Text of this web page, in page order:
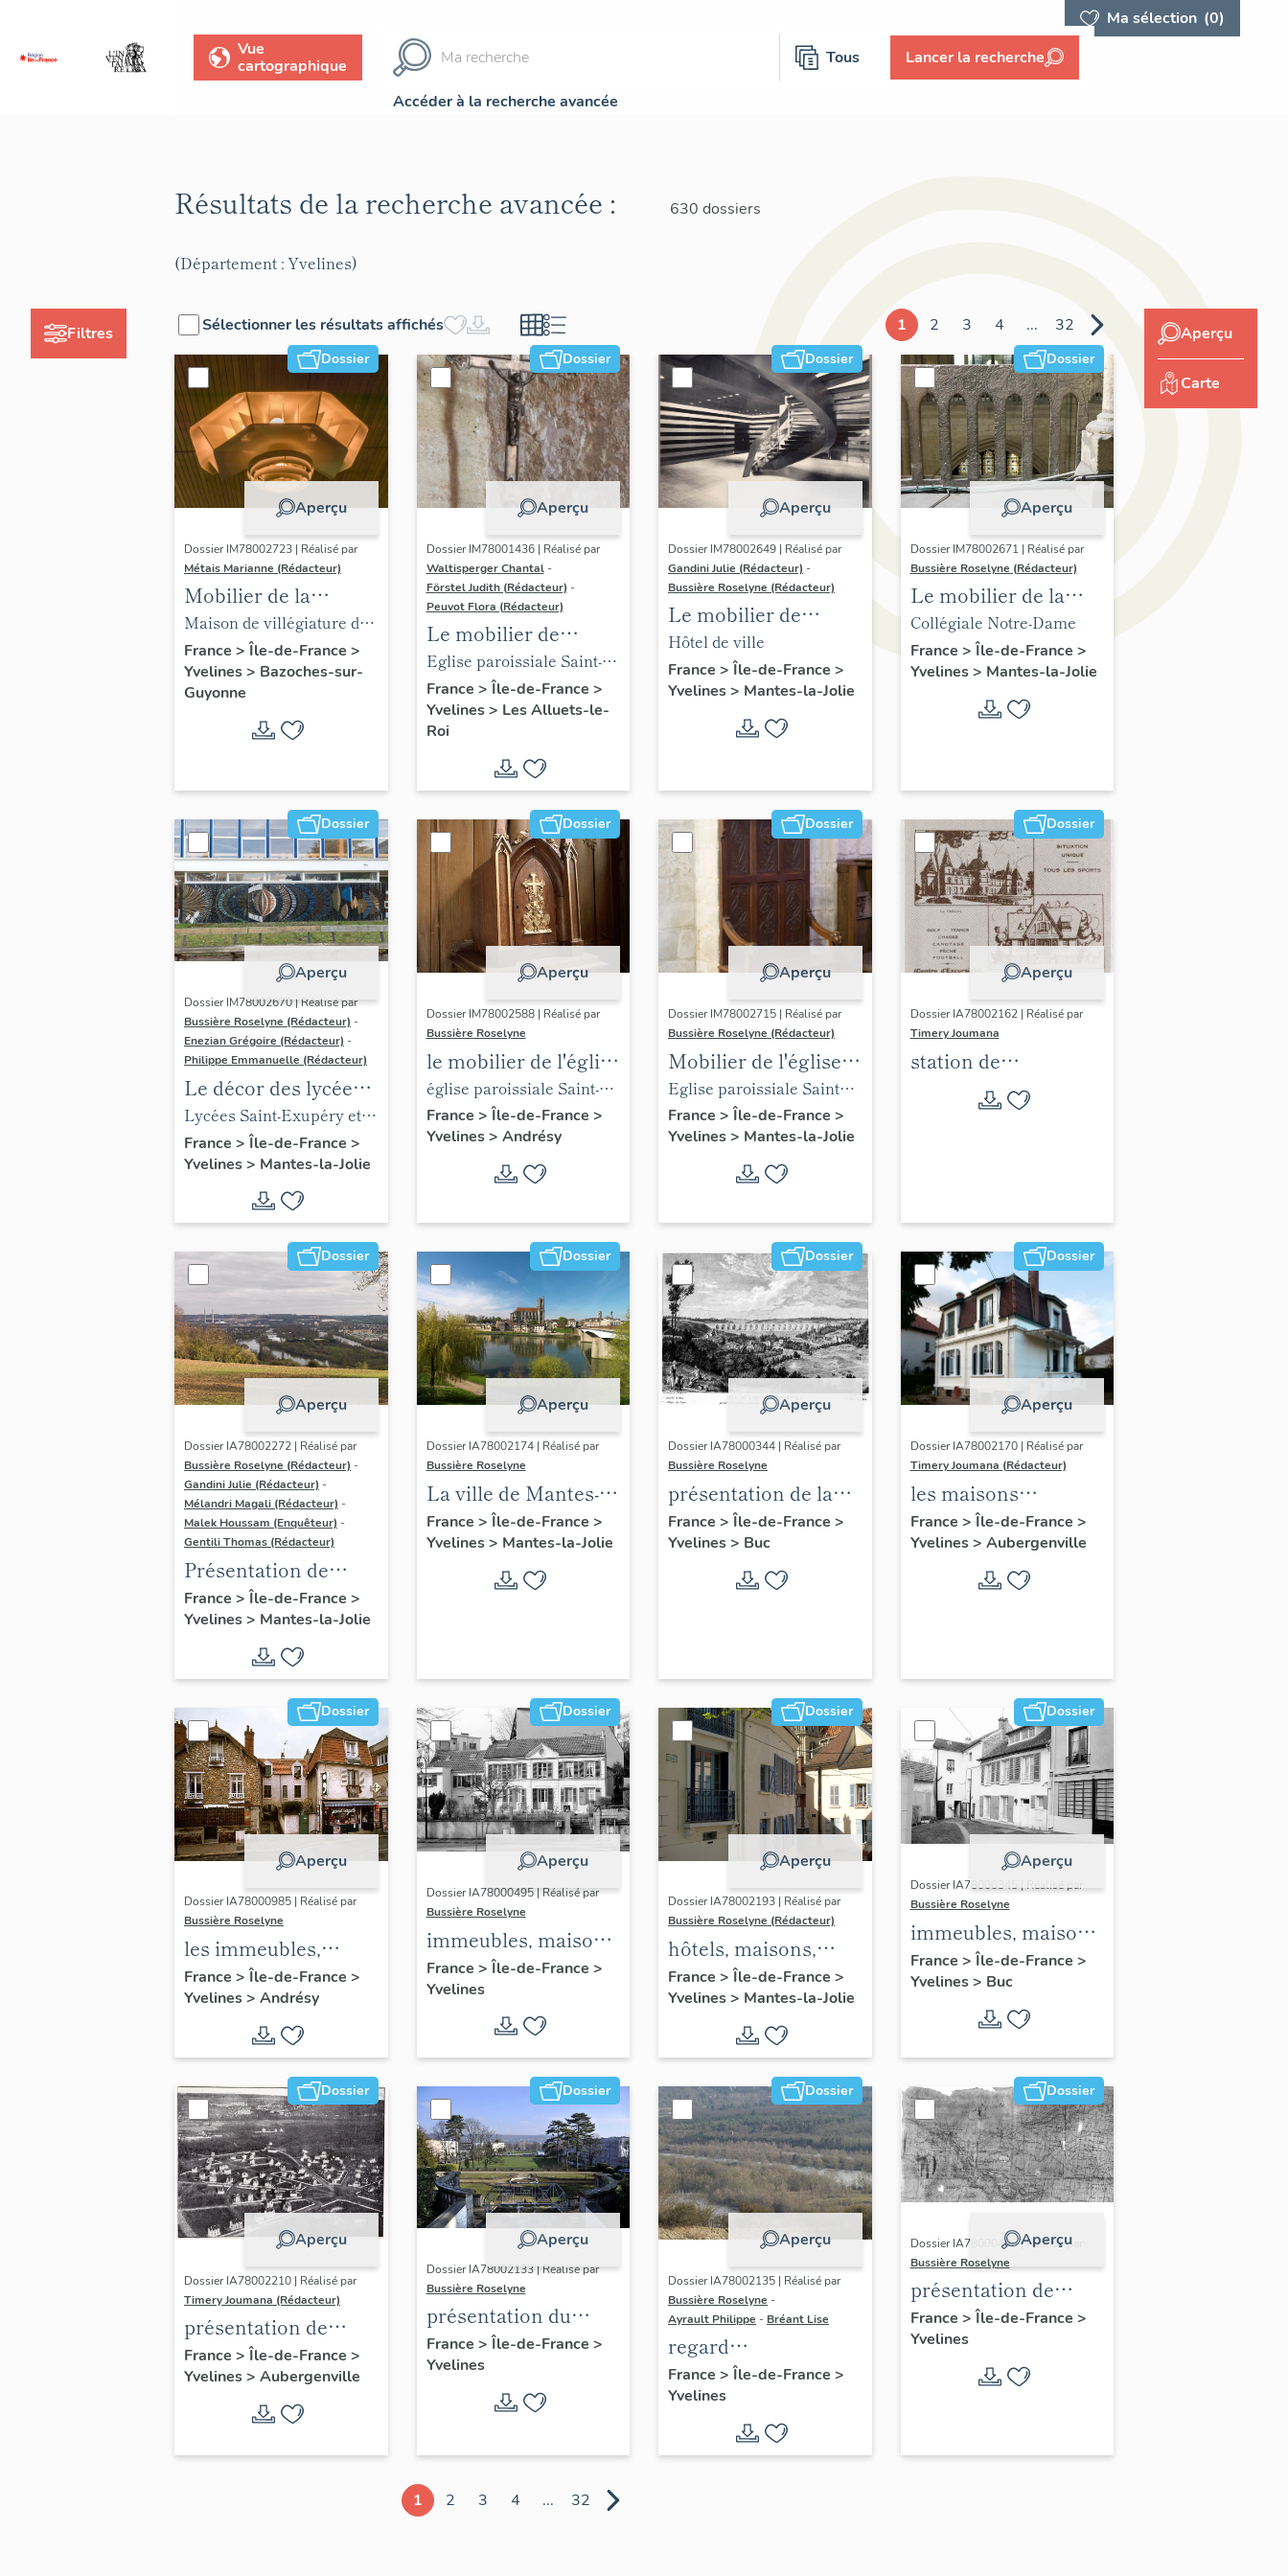
Ma sélection (0)
Vue
cartographique
Tous Lancer la recherche
Accéder à la recherche avancée
Filtres
Résultats de la recherche avancée : 630 dossiers
(Département : Yvelines)
Sélectionner les résultats affichés 1 2 3 4 ... 32
Dossier
Aperçu
Dossier IM78002723 | Réalisé par
Métais Marianne (Rédacteur)
Mobilier de la
maison Louis Carré
Maison de villégiature dite
maison Louis Carré
France > Île-de-France >
Yvelines> Bazoches-sur-
Guyonne
Dossier
Aperçu
Dossier IM78001436 | Réalisé par
Waltisperger Chantal -
Förstel Judith (Rédacteur) -
Peuvot Flora (Rédacteur)
Le mobilier de
l'église paroissiale
Saint-Nicolas
Eglise paroissiale Saint-
Nicolas
France > Île-de-France >
Yvelines> Les Alluets-le-
Roi
Dossier
Aperçu
Dossier IM78002649 | Réalisé par
Gandini Julie (Rédacteur) -
Bussière Roselyne (Rédacteur)
Le mobilier de
l'hôtel de ville
Hôtel de ville
France > Île-de-France >
Yvelines> Mantes-la-Jolie
Dossier
Aperçu
Dossier IM78002671 | Réalisé par
Bussière Roselyne (Rédacteur)
Le mobilier de la
collégiale
Collégiale Notre-Dame
France > Île-de-France >
Yvelines> Mantes-la-Jolie
Dossier
Aperçu
Dossier IM78002670 | Réalisé par
Bussière Roselyne (Rédacteur) -
Enezian Grégoire (Rédacteur) -
Philippe Emmanuelle (Rédacteur)
Le décor des lycées
de Mantes
Lycées Saint-Exupéry et
Jean Rostand
France > Île-de-France >
Yvelines> Mantes-la-Jolie
Dossier
Aperçu
Dossier IM78002588 | Réalisé par
Bussière Roselyne
le mobilier de l'église
Saint-Germain-de-
Paris (liste
supplémentaire)
église paroissiale Saint-
Germain
France > Île-de-France >
Yvelines> Andrésy
Dossier
Aperçu
Dossier IM78002715 | Réalisé par
Bussière Roselyne (Rédacteur)
Mobilier de l'église
Sainte-Anne de
Gassicourt
Eglise paroissiale Sainte-
Anne
France > Île-de-France >
Yvelines> Mantes-la-Jolie
Dossier
Aperçu
Dossier IA78002162 | Réalisé par
Timery Joumana
station de
villégiature
d'Elisabethville
Dossier
Aperçu
Dossier IA78002272 | Réalisé par
Bussière Roselyne (Rédacteur) -
Gandini Julie (Rédacteur) -
Mélandri Magali (Rédacteur) -
Malek Houssam (Enquêteur) -
Gentili Thomas (Rédacteur)
Présentation de
l'étude
France > Île-de-France >
Yvelines> Mantes-la-Jolie
Dossier
Aperçu
Dossier IA78002174 | Réalisé par
Bussière Roselyne
La ville de Mantes-la-
Jolie
France > Île-de-France >
Yvelines> Mantes-la-Jolie
Dossier
Aperçu
Dossier IA78000344 | Réalisé par
Bussière Roselyne
présentation de la
commune de Buc
France > Île-de-France >
Yvelines> Buc
Dossier
Aperçu
Dossier IA78002170 | Réalisé par
Timery Joumana (Rédacteur)
les maisons
d'Elisabethville
France > Île-de-France >
Yvelines> Aubergenville
Dossier
Aperçu
Dossier IA78000985 | Réalisé par
Bussière Roselyne
les immeubles,
maisons et fermes
du canton d'Andrésy
France > Île-de-France >
Yvelines> Andrésy
Dossier
Aperçu
Dossier IA78000495 | Réalisé par
Bussière Roselyne
immeubles, maisons,
fermes
France > Île-de-France >
Yvelines
Dossier
Aperçu
Dossier IA78002193 | Réalisé par
Bussière Roselyne (Rédacteur)
hôtels, maisons,
immeubles
France > Île-de-France >
Yvelines> Mantes-la-Jolie
Dossier
Aperçu
Dossier IA78000345 | Réalisé par
Bussière Roselyne
immeubles, maisons,
fermes
France > Île-de-France >
Yvelines> Buc
Dossier
Aperçu
Dossier IA78002210 | Réalisé par
Timery Joumana (Rédacteur)
présentation de
l'étude
d'Elisabethville
France > Île-de-France >
Yvelines> Aubergenville
Dossier
Aperçu
Dossier IA78002133 | Réalisé par
Bussière Roselyne
présentation du
diagnostic
patrimonial, urbain
et paysager de Seine-
France > Île-de-France >
Yvelines
Dossier
Aperçu
Dossier IA78002135 | Réalisé par
Bussière Roselyne -
Ayrault Philippe - Bréant Lise
regard
photographique sur
le territoire de Seine-
France > Île-de-France >
Yvelines
Dossier
Aperçu
Dossier IA78000496 | Réalisé par
Bussière Roselyne
présentation de
l'étude du
patrimoine de l'aire
d'étude Versailles
périphérie sud
France > Île-de-France >
Yvelines
1 2 3 4 ... 32
Aperçu
Carte